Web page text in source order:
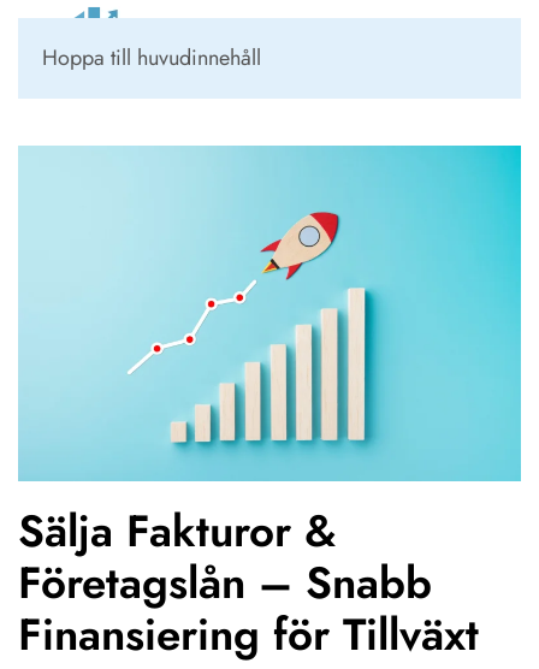
Hoppa till huvudinnehåll
Sälja Fakturor &
Företagslån – Snabb
Finansiering för Tillväxt